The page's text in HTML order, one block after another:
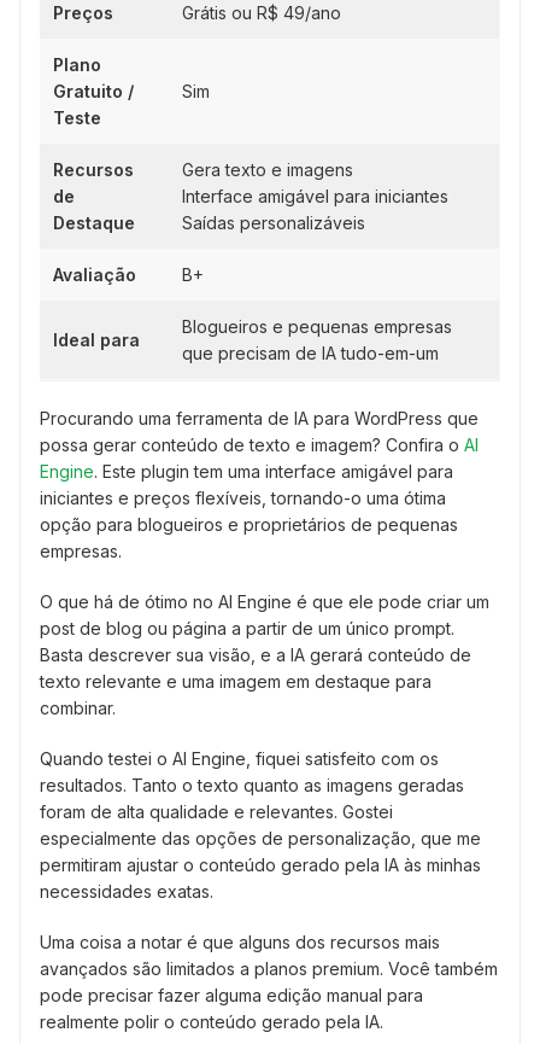
Preços Grátis ou R$ 49/ano
Plano
Gratuito /
Teste
Sim
Recursos
de
Destaque
Gera texto e imagens
Interface amigável para iniciantes
Saídas personalizáveis
Avaliação B+
Ideal para
Blogueiros e pequenas empresas
que precisam de IA tudo-em-um
Procurando uma ferramenta de IA para WordPress que
possa gerar conteúdo de texto e imagem? Confira o AI
Engine. Este plugin tem uma interface amigável para
iniciantes e preços flexíveis, tornando-o uma ótima
opção para blogueiros e proprietários de pequenas
empresas.
O que há de ótimo no AI Engine é que ele pode criar um
post de blog ou página a partir de um único prompt.
Basta descrever sua visão, e a IA gerará conteúdo de
texto relevante e uma imagem em destaque para
combinar.
Quando testei o AI Engine, fiquei satisfeito com os
resultados. Tanto o texto quanto as imagens geradas
foram de alta qualidade e relevantes. Gostei
especialmente das opções de personalização, que me
permitiram ajustar o conteúdo gerado pela IA às minhas
necessidades exatas.
Uma coisa a notar é que alguns dos recursos mais
avançados são limitados a planos premium. Você também
pode precisar fazer alguma edição manual para
realmente polir o conteúdo gerado pela IA.